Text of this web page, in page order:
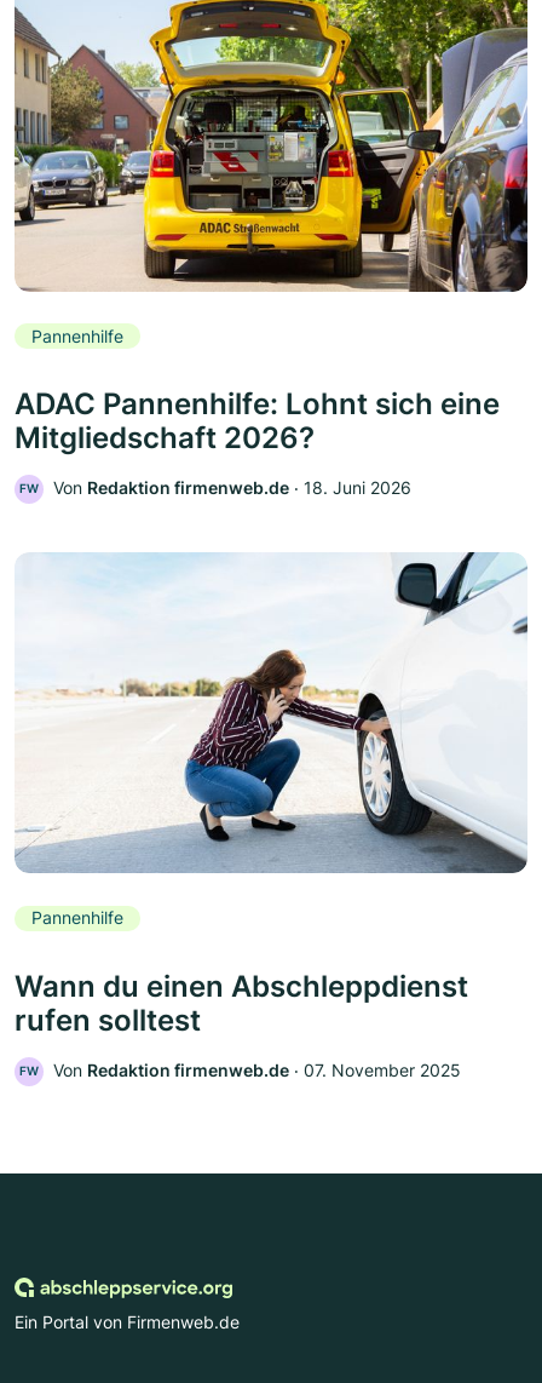
Pannenhilfe
ADAC Pannenhilfe: Lohnt sich eine
Mitgliedschaft 2026?
FW Von Redaktion firmenweb.de ‧ 18. Juni 2026
Pannenhilfe
Wann du einen Abschleppdienst
rufen solltest
FW Von Redaktion firmenweb.de ‧ 07. November 2025
Ein Portal von Firmenweb.de